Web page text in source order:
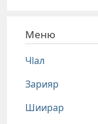
Меню
Чlал
Зарияр
Шиирар